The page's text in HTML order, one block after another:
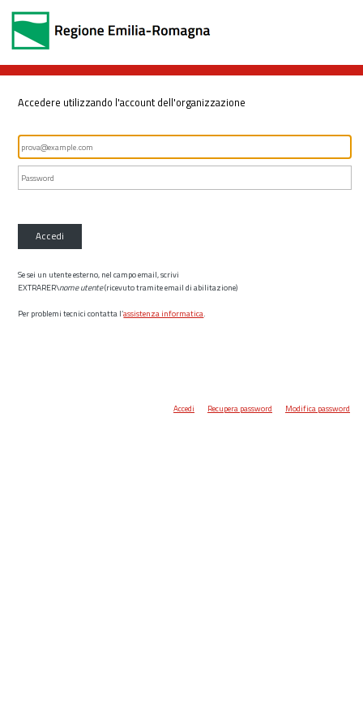
Accedere utilizzando l'account dell'organizzazione
Accedi
Se sei un utente esterno, nel campo email, scrivi
EXTRARER\nome utente(ricevuto tramite email di abilitazione)
Per problemi tecnici contatta l’assistenza informatica.
Accedi Recupera password Modifica password